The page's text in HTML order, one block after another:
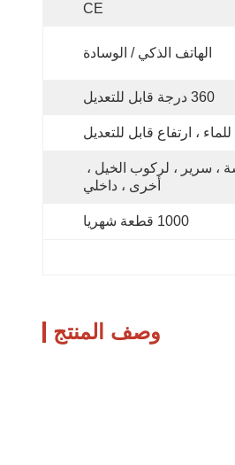
CE
الهاتف الذكي / الوسادة
360 درجة قابل للتعديل
، ارتفاع قابل للتعديل
أخرى ، داخلي
1000 قطعة شهريا
وصف المنتج